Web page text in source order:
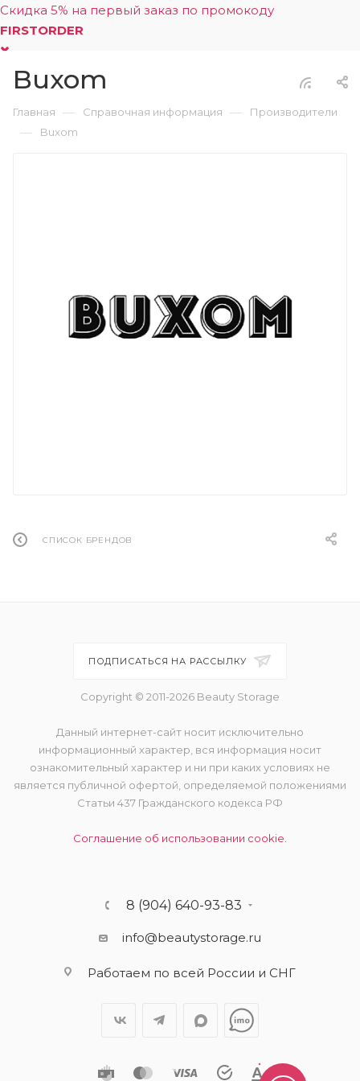
Скидка 5% на первый заказ по промокоду
FIRSTORDER
0
Buxom
Главная — Справочная информация — Производители
— Buxom
СПИСОК БРЕНДОВ
ПОДПИСАТЬСЯ НА РАССЫЛКУ
Copyright © 2011-2026 Beauty Storage
Данный интернет-сайт носит исключительно
информационный характер, вся информация носит
ознакомительный характер и ни при каких условиях не
является публичной офертой, определяемой положениями
Статьи 437 Гражданского кодекса РФ
Соглашение об использовании cookie.
8 (904) 640-93-83
info@beautystorage.ru
Работаем по всей России и СНГ